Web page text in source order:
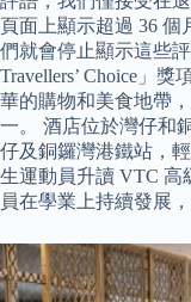
頁面上顯示超過 36
們就會停止顯示這些
Travellers’ Choice」
華的購物和美食地帶
一。 酒店位於灣仔和
仔及銅鑼灣港鐵站，
生運動員升讀 VTC 高
員在學業上持續發展